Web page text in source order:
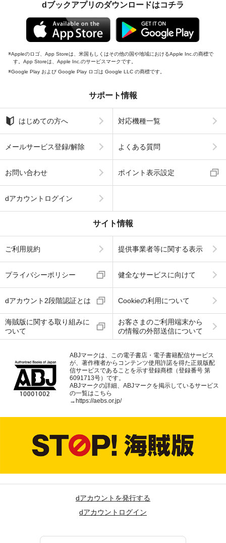
dブックアプリのダウンロードはコチラ
Appleのロゴ、App Storeは、米国もしくはその他の国や地域におけるApple Inc.の商標で
す。App Storeは、Apple Inc.のサービスマークです。
Google Play および Google Play ロゴは Google LLC の商標です。
サポート情報
はじめての方へ 対応機種一覧
メールサービス登録/解除 よくある質問
お問い合わせ ポイント表示設定
dアカウントログイン
サイト情報
ご利用規約 提供事業者等に関する表示
プライバシーポリシー 健全なサービスに向けて
dアカウント2段階認証とは Cookieの利用について
海賊版に関する取り組みに
ついて
お客さまのご利用端末から
の情報の外部送信について
ABJマークは、この電子書店・電子書籍配信サービス
が、著作権者からコンテンツ使用許諾を得た正規版配
信サービスであることを示す登録商標（登録番号 第
6091713号）です。
ABJマークの詳細、ABJマークを掲示しているサービス
の一覧はこちら
→ https://aebs.or.jp/
dアカウントを発行する
dアカウントログイン